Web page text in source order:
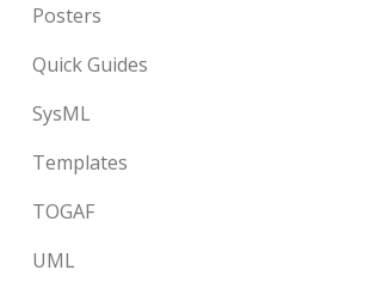
Posters
Quick Guides
SysML
Templates
TOGAF
UML